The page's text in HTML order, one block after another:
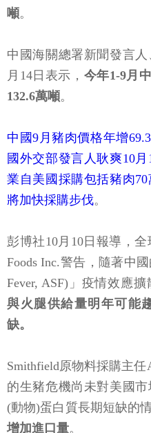
噸。
中國海關總署新聞發言
月14日表示， 今年1-9月
132.6萬噸。
中國9月豬肉價格年增
國外交部發言人耿爽10
業自美國採購包括豬肉
將加快採購步伐。
彭博社10月10日報導，
Foods Inc.警告，隨著中
Fever, ASF)」疫情效應擴
與火腿供給量明年可能
缺。
Smithfield原物料採購主
的生豬危機尚未對美國
(動物)蛋白質長期短缺的
增加進口量。